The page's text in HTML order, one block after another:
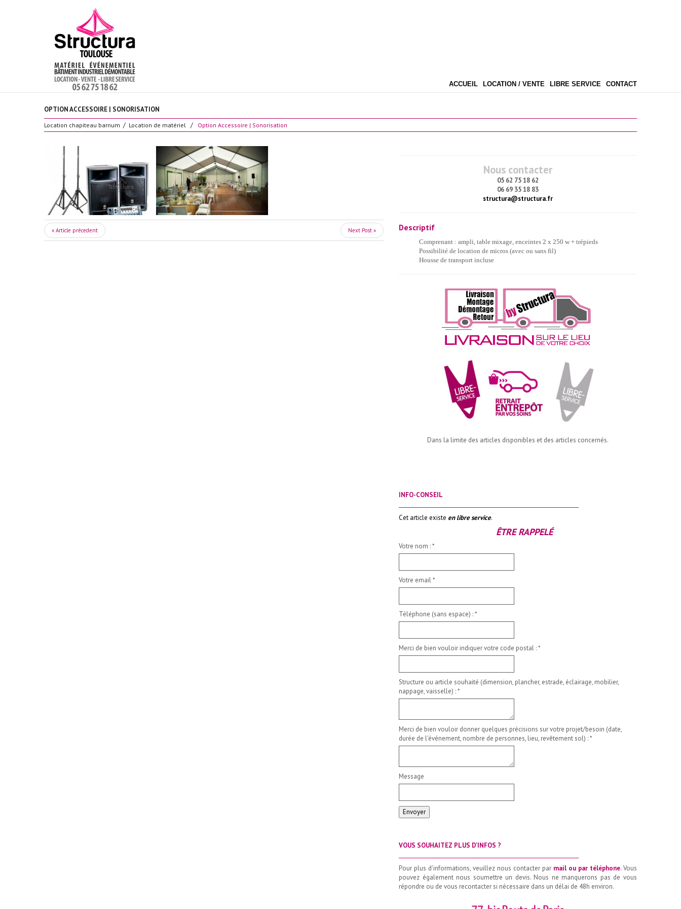
ACCUEIL LOCATION / VENTE LIBRE SERVICE CONTACT
OPTION ACCESSOIRE | SONORISATION
Location chapiteau barnum Location de matériel Option Accessoire | Sonorisation
« Article précedent Next Post »
Nous contacter
05 62 75 18 62
06 69 35 18 83
structura@structura.fr
Descriptif
Comprenant : ampli, table mixage, enceintes 2 x 250 w + trépieds
Possibilité de location de micros (avec ou sans fil)
Housse de transport incluse
Dans la limite des articles disponibles et des articles concernés.
INFO-CONSEIL
Cet article existe en libre service.
ÊTRE RAPPELÉ
Votre nom :*
Votre email*
Téléphone (sans espace) :*
Merci de bien vouloir indiquer votre code postal :*
Structure ou article souhaité (dimension, plancher, estrade, éclairage, mobilier,
nappage, vaisselle) :*
Merci de bien vouloir donner quelques précisions sur votre projet/besoin (date,
durée de l'événement, nombre de personnes, lieu, revêtement sol) :*
Message
Envoyer
VOUS SOUHAITEZ PLUS D'INFOS ?
Pour plus d'informations, veuillez nous contacter par mail ou par téléphone. Vous
pouvez également nous soumettre un devis. Nous ne manquerons pas de vous
répondre ou de vous recontacter si nécessaire dans un délai de 48h environ.